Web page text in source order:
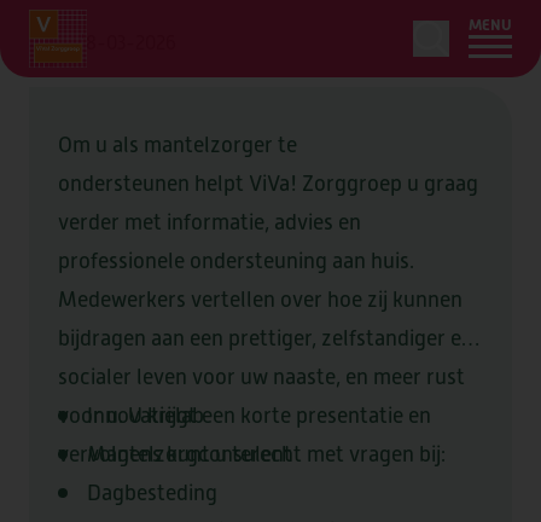
HOME
LEDENSERVICE
OVER
ONS AANBOD
AANVRAGEN
ZORG & ONDERSTEUNING
OVER
ZORG BIJ U THUIS
BEGELEIDING
WOONZORGLOCATIES
LOCATIES
OVER VIVA!
ORGANISATIE & BELEID
CONTACT
MENU
18-03-2026
Om u als mantelzorger te
ondersteunen helpt ViVa! Zorggroep u graag
verder met informatie, advies en
professionele ondersteuning aan huis.
Medewerkers vertellen over hoe zij kunnen
bijdragen aan een prettiger, zelfstandiger en
socialer leven voor uw naaste, en meer rust
voor u. U krijgt een korte presentatie en
vervolgens kunt u terecht met vragen bij:
Innovatielab
Mantelzorgconsulent
Dagbesteding